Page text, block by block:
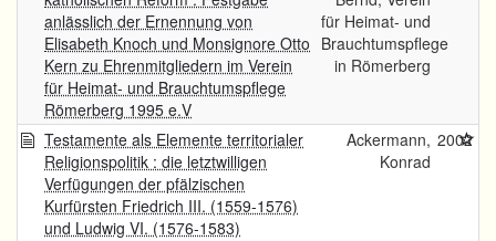
anlässlich der Ernennung von
Elisabeth Knoch und Monsignore Otto
Kern zu Ehrenmitgliedern im Verein
für Heimat- und Brauchtumspflege
Römerberg 1995 e.V
für Heimat- und
Brauchtumspflege
in Römerberg
Testamente als Elemente territorialer
Religionspolitik : die letztwilligen
Verfügungen der pfälzischen
Kurfürsten Friedrich III. (1559-1576)
und Ludwig VI. (1576-1583)
Ackermann,
Konrad
2002